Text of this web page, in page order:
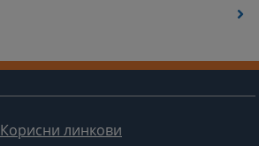
Корисни линкови